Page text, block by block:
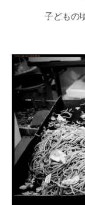
子どもの